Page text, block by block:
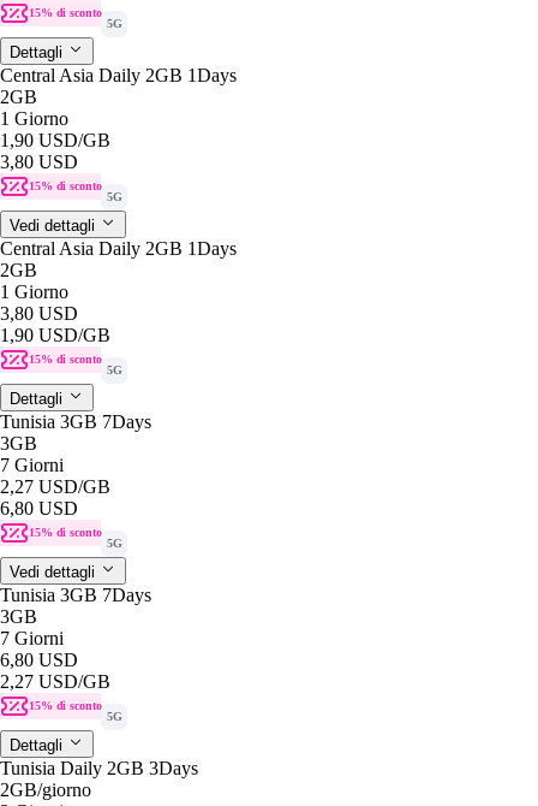
15% di sconto
5G
Dettagli
Central Asia Daily 2GB 1Days
2GB
1 Giorno
1,90 USD/GB
3,80 USD
15% di sconto
5G
Vedi dettagli
Central Asia Daily 2GB 1Days
2GB
1 Giorno
3,80 USD
1,90 USD/GB
15% di sconto
5G
Dettagli
Tunisia 3GB 7Days
3GB
7 Giorni
2,27 USD/GB
6,80 USD
15% di sconto
5G
Vedi dettagli
Tunisia 3GB 7Days
3GB
7 Giorni
6,80 USD
2,27 USD/GB
15% di sconto
5G
Dettagli
Tunisia Daily 2GB 3Days
2GB/giorno